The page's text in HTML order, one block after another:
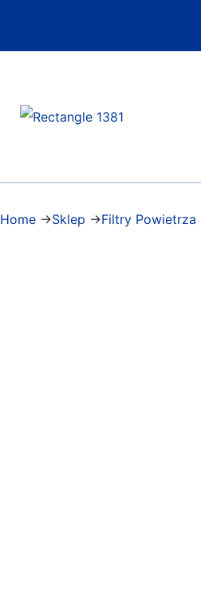
Home ->Sklep ->Filtry Powietrza